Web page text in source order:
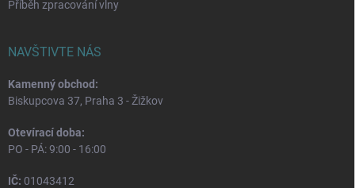
Příběh zpracování vlny
NAVŠTIVTE NÁS
Kamenný obchod:
Biskupcova 37, Praha 3 - Žižkov
Otevírací doba:
PO - PÁ: 9:00 - 16:00
IČ: 01043412